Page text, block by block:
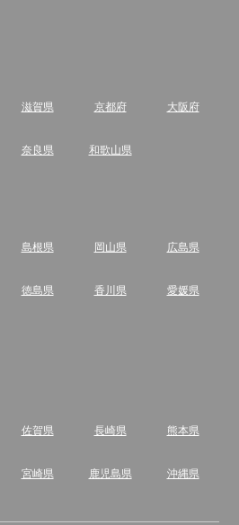
滋賀県 京都府 大阪府
奈良県 和歌山県
島根県 岡山県 広島県
徳島県 香川県 愛媛県
佐賀県 長崎県 熊本県
宮崎県 鹿児島県 沖縄県